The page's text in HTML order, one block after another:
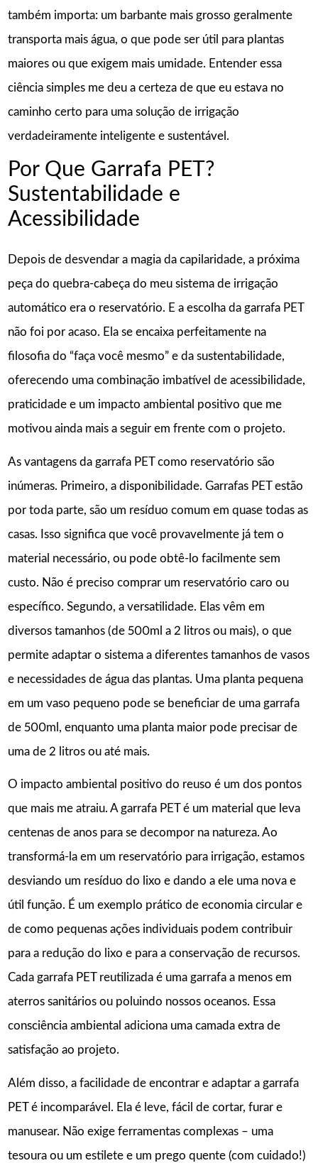
também importa: um barbante mais grosso geralmente
transporta mais água, o que pode ser útil para plantas
maiores ou que exigem mais umidade. Entender essa
ciência simples me deu a certeza de que eu estava no
caminho certo para uma solução de irrigação
verdadeiramente inteligente e sustentável.
Por Que Garrafa PET?
Sustentabilidade e
Acessibilidade
Depois de desvendar a magia da capilaridade, a próxima
peça do quebra-cabeça do meu sistema de irrigação
automático era o reservatório. E a escolha da garrafa PET
não foi por acaso. Ela se encaixa perfeitamente na
filosofia do “faça você mesmo” e da sustentabilidade,
oferecendo uma combinação imbatível de acessibilidade,
praticidade e um impacto ambiental positivo que me
motivou ainda mais a seguir em frente com o projeto.
As vantagens da garrafa PET como reservatório são
inúmeras. Primeiro, a disponibilidade. Garrafas PET estão
por toda parte, são um resíduo comum em quase todas as
casas. Isso significa que você provavelmente já tem o
material necessário, ou pode obtê-lo facilmente sem
custo. Não é preciso comprar um reservatório caro ou
específico. Segundo, a versatilidade. Elas vêm em
diversos tamanhos (de 500ml a 2 litros ou mais), o que
permite adaptar o sistema a diferentes tamanhos de vasos
e necessidades de água das plantas. Uma planta pequena
em um vaso pequeno pode se beneficiar de uma garrafa
de 500ml, enquanto uma planta maior pode precisar de
uma de 2 litros ou até mais.
O impacto ambiental positivo do reuso é um dos pontos
que mais me atraiu. A garrafa PET é um material que leva
centenas de anos para se decompor na natureza. Ao
transformá-la em um reservatório para irrigação, estamos
desviando um resíduo do lixo e dando a ele uma nova e
útil função. É um exemplo prático de economia circular e
de como pequenas ações individuais podem contribuir
para a redução do lixo e para a conservação de recursos.
Cada garrafa PET reutilizada é uma garrafa a menos em
aterros sanitários ou poluindo nossos oceanos. Essa
consciência ambiental adiciona uma camada extra de
satisfação ao projeto.
Além disso, a facilidade de encontrar e adaptar a garrafa
PET é incomparável. Ela é leve, fácil de cortar, furar e
manusear. Não exige ferramentas complexas – uma
tesoura ou um estilete e um prego quente (com cuidado!)